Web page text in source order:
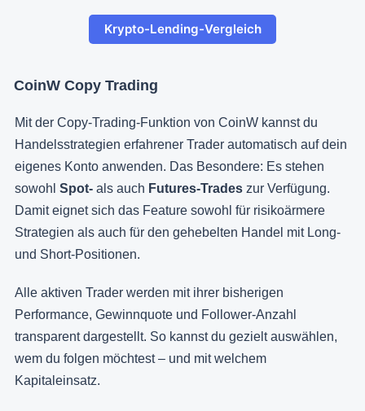
Krypto-Lending-Vergleich
CoinW Copy Trading
Mit der Copy-Trading-Funktion von CoinW kannst du
Handelsstrategien erfahrener Trader automatisch auf dein
eigenes Konto anwenden. Das Besondere: Es stehen
sowohl Spot- als auch Futures-Trades zur Verfügung.
Damit eignet sich das Feature sowohl für risikoärmere
Strategien als auch für den gehebelten Handel mit Long-
und Short-Positionen.
Alle aktiven Trader werden mit ihrer bisherigen
Performance, Gewinnquote und Follower-Anzahl
transparent dargestellt. So kannst du gezielt auswählen,
wem du folgen möchtest – und mit welchem
Kapitaleinsatz.